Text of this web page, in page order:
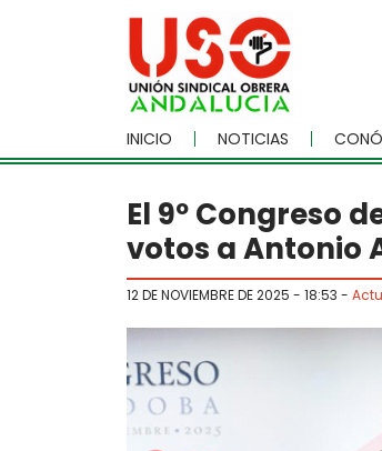
Skip to main content
INICIO NOTICIAS
El 9º Congreso
votos a Antonio
12 DE NOVIEMBRE DE 2025 - 18:53 -